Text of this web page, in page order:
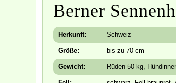
Berner
Herkunft: Schweiz
Größe: bis zu 70 cm
Gewicht: Rüden 50 kg,